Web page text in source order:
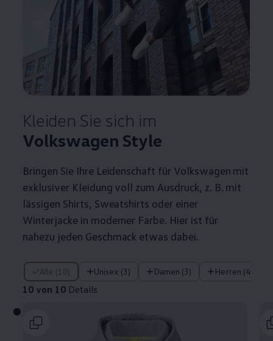
Kleiden Sie sich im
Volkswagen Style
Bringen Sie Ihre Leidenschaft für Volkswagen mit
exklusiver Kleidung voll zum Ausdruck, z. B. mit
lässigen Shirts, Sweatshirts oder einer
Winterjacke in moderner Farbe. Hier ist für
nahezu jeden Geschmack etwas dabei.
Alle (10) Unisex (3) Damen (3) Herren (4)
10 von 10 Details
10 von 10 Details